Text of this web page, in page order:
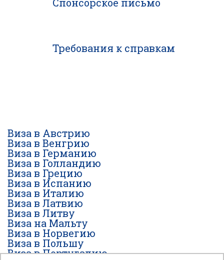
Виза в Австрию
Виза в Венгрию
Виза в Германию
Виза в Голландию
Виза в Грецию
Виза в Испанию
Виза в Италию
Виза в Латвию
Виза в Литву
Виза на Мальту
Виза в Норвегию
Виза в Польшу
Виза в Португалию
Требования к справкам